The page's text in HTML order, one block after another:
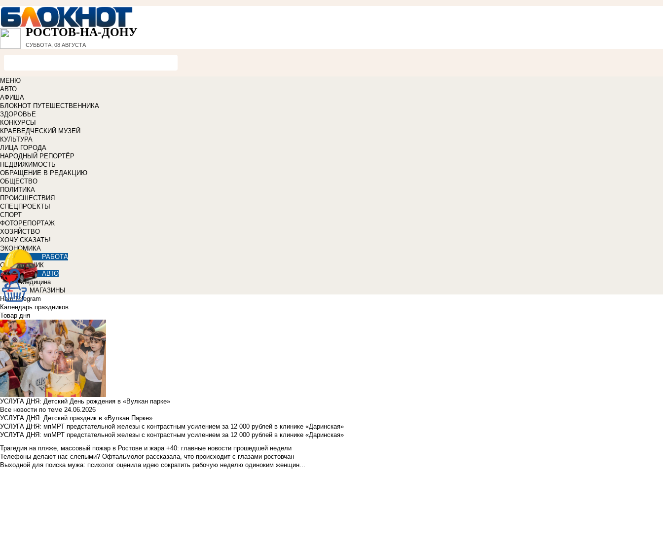
РОСТОВ-НА-ДОНУ
СУББОТА, 08 АВГУСТА
МЕНЮ
АВТО
АФИША
БЛОКНОТ ПУТЕШЕСТВЕННИКА
ЗДОРОВЬЕ
КОНКУРСЫ
КРАЕВЕДЧЕСКИЙ МУЗЕЙ
КУЛЬТУРА
ЛИЦА ГОРОДА
НАРОДНЫЙ РЕПОРТЁР
НЕДВИЖИМОСТЬ
ОБРАЩЕНИЕ В РЕДАКЦИЮ
ОБЩЕСТВО
ПОЛИТИКА
ПРОИСШЕСТВИЯ
СПЕЦПРОЕКТЫ
СПОРТ
ФОТОРЕПОРТАЖ
ХОЗЯЙСТВО
ХОЧУ СКАЗАТЬ!
ЭКОНОМИКА
РАБОТА
СПРАВОЧНИК
АВТО
Медицина
МАГАЗИНЫ
Наш Telegram
Календарь праздников
Товар дня
УСЛУГА ДНЯ: Детский День рождения в «Вулкан парке»
Все новости по теме 24.06.2026
УСЛУГА ДНЯ: Детский праздник в «Вулкан Парке»
УСЛУГА ДНЯ: мпМРТ предстательной железы с контрастным усилением за 12 000 рублей в клинике «Даринская»
УСЛУГА ДНЯ: мпМРТ предстательной железы с контрастным усилением за 12 000 рублей в клинике «Даринская»
Трагедия на пляже, массовый пожар в Ростове и жара +40: главные новости прошедшей недели
Телефоны делают нас слепыми? Офтальмолог рассказала, что происходит с глазами ростовчан
Выходной для поиска мужа: психолог оценила идею сократить рабочую неделю одиноким женщин...